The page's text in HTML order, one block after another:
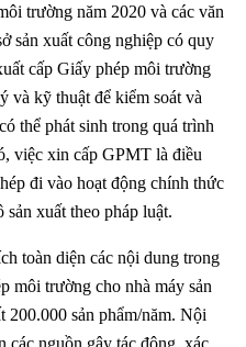
trường năm 2020 và các văn
sản xuất công nghiệp có quy
cấp Giấy phép môi trường
và kỹ thuật để kiểm soát và
thể phát sinh trong quá trình
việc xin cấp GPMT là điều
đi vào hoạt động chính thức
xuất theo pháp luật.
toàn diện các nội dung trong
môi trường cho nhà máy sản
200.000 sản phẩm/năm. Nội
các nguồn gây tác động, xác